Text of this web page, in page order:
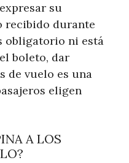
su
recibido durante
obligatorio ni está
boleto, dar
de vuelo es una
eligen
A LOS